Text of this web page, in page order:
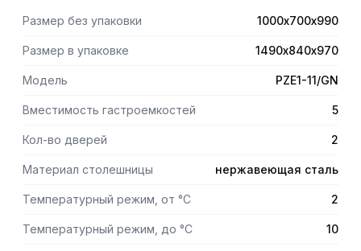
Размер без упаковки 1000х700х990
Размер в упаковке 1490х840х970
Модель PZE1-11/GN
Вместимость гастроемкостей 5
Кол-во дверей 2
Материал столешницы нержавеющая сталь
Температурный режим, от °С 2
Температурный режим, до °С 10